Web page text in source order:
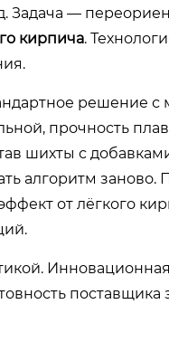
Задача —
кирпича.
решение
прочность
шихты с
алгоритм заново.
от лёгкого
поставщика